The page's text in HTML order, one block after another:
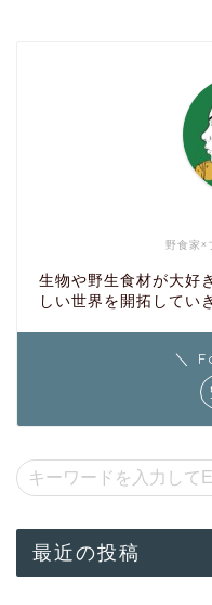
野食家
生物や野生食材が大好
しい世界を開拓してい
＼
最近の投稿